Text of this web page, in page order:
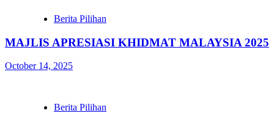
Berita Pilihan
MAJLIS APRESIASI KHIDMAT MALAYSIA 2025
October 14, 2025
Berita Pilihan